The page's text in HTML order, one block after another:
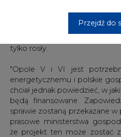
Przejdź do
inwestycja w Opolu będzie
tylko rosły.
"Opole V i VI jest
energetycznemu i polskie
chciał jednak powiedzieć, w
będą finansowane.
sprawie zostaną przekazane
prasowe ministerstwa
że projekt ten może zostać